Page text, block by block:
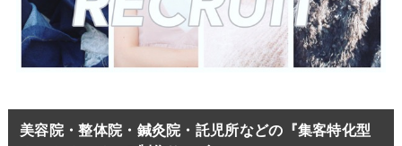
美容院・整体院・鍼灸院・託児所などの『集客特化型